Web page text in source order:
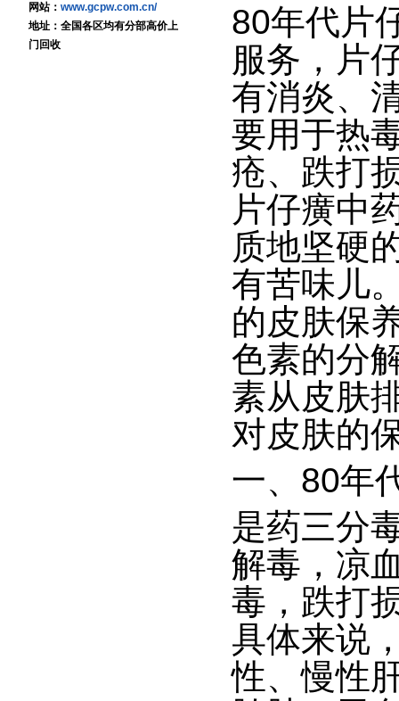
网站： www.gcpw.com.cn/
地址：全国各区均有分部高价上
门回收
80年代片
服务，片
有消炎、
要用于热
疮、跌打
片仔癀中
质地坚硬
有苦味儿
的皮肤保
色素的分
素从皮肤
对皮肤的
一、 80年
是药三分
解毒，凉
毒，跌打
具体来说
性、慢性